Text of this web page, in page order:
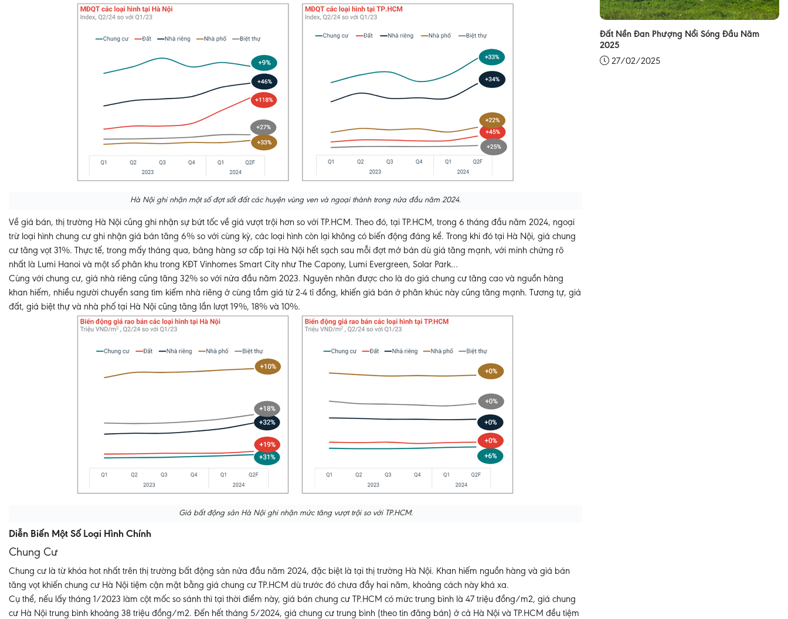
Hà Nội ghi nhận một số đợt sốt đất các huyện vùng ven và ngoại thành trong nửa đầu năm 2024.
Về giá bán, thị trường Hà Nội cũng ghi nhận sự bứt tốc về giá vượt trội hơn so với TP.HCM. Theo đó, tại TP.HCM, trong 6 tháng đầu năm 2024, ngoại
trừ loại hình chung cư ghi nhận giá bán tăng 6% so với cùng kỳ, các loại hình còn lại không có biến động đáng kể. Trong khi đó tại Hà Nội, giá chung
cư tăng vọt 31%. Thực tế, trong mấy tháng qua, bảng hàng sơ cấp tại Hà Nội hết sạch sau mỗi đợt mở bán dù giá tăng mạnh, với minh chứng rõ
nhất là Lumi Hanoi và một số phân khu trong KĐT Vinhomes Smart City như The Capony, Lumi Evergreen, Solar Park…
Cùng với chung cư, giá nhà riêng cũng tăng 32% so với nửa đầu năm 2023. Nguyên nhân được cho là do giá chung cư tăng cao và nguồn hàng
khan hiếm, nhiều người chuyển sang tìm kiếm nhà riêng ở cùng tầm giá từ 2-4 tỉ đồng, khiến giá bán ở phân khúc này cũng tăng mạnh. Tương tự, giá
đất, giá biệt thự và nhà phố tại Hà Nội cũng tăng lần lượt 19%, 18% và 10%.
Giá bất động sản Hà Nội ghi nhận mức tăng vượt trội so với TP.HCM.
Diễn Biến Một Số Loại Hình Chính
Chung Cư
Chung cư là từ khóa hot nhất trên thị trường bất động sản nửa đầu năm 2024, đặc biệt là tại thị trường Hà Nội. Khan hiếm nguồn hàng và giá bán
tăng vọt khiến chung cư Hà Nội tiệm cận mặt bằng giá chung cư TP.HCM dù trước đó chưa đầy hai năm, khoảng cách này khá xa.
Cụ thể, nếu lấy tháng 1/2023 làm cột mốc so sánh thì tại thời điểm này, giá bán chung cư TP.HCM có mức trung bình là 47 triệu đồng/m2, giá chung
cư Hà Nội trung bình khoảng 38 triệu đồng/m2. Đến hết tháng 5/2024, giá chung cư trung bình (theo tin đăng bán) ở cả Hà Nội và TP.HCM đều tiệm
Đất Nền Đan Phượng Nổi Sóng Đầu Năm
2025
27/02/2025